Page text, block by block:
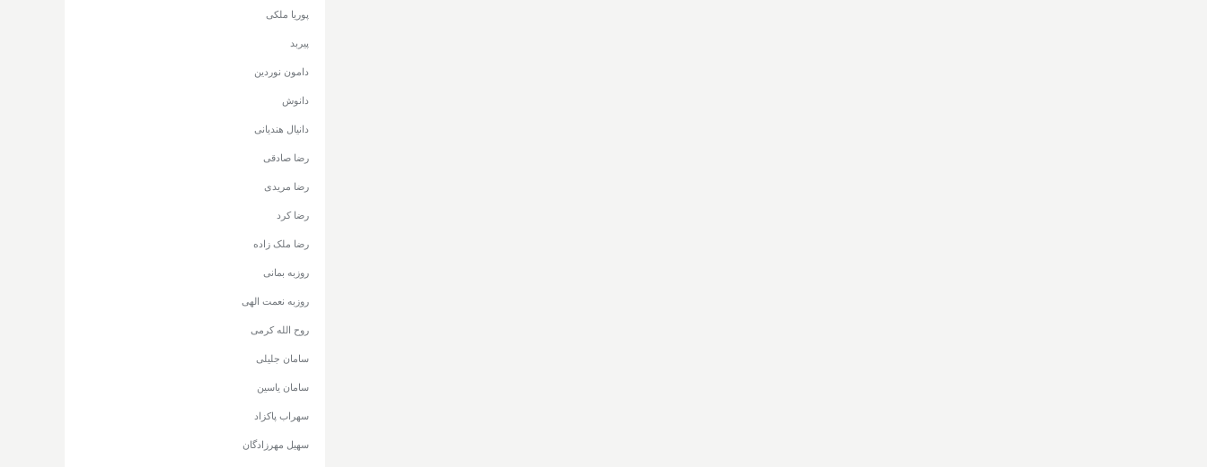
پوریا ملکی
پیربد
دامون نوردین
دانوش
دانیال هندیانی
رضا صادقی
رضا مریدی
رضا کرد
رضا ملک زاده
روزبه بمانی
روزبه نعمت الهی
روح الله کرمی
سامان جلیلی
سامان یاسین
سهراب پاکزاد
سهیل مهرزادگان